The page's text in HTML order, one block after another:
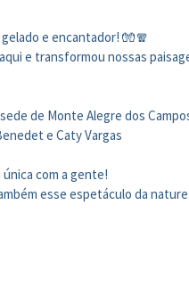
e encantador! 🧤🧣
e transformou nossas
de Monte Alegre dos
e Caty Vargas
com a gente!
esse espetáculo da